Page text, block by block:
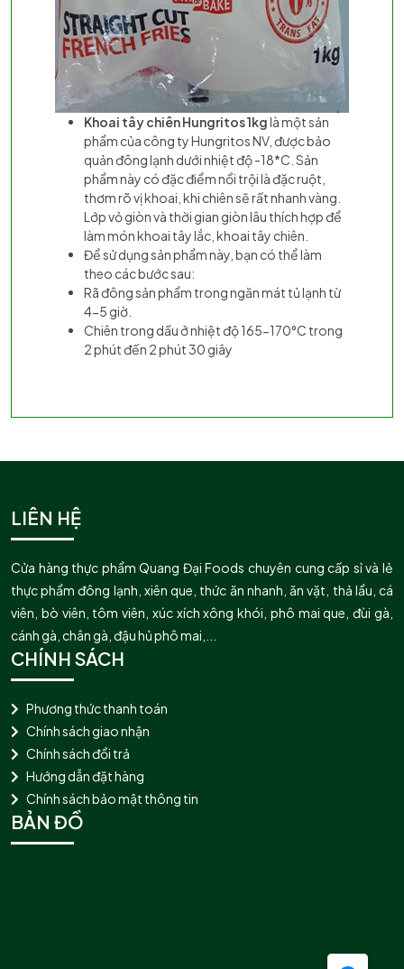
Khoai tây chiên Hungritos 1kglà một sản
phẩm của công ty Hungritos NV, được bảo
quản đông lạnh dưới nhiệt độ -18*C. Sản
phẩm này có đặc điểm nổi trội là đặc ruột,
thơm rõ vị khoai, khi chiên sẽ rất nhanh vàng.
Lớp vỏ giòn và thời gian giòn lâu thích hợp để
làm món khoai tây lắc, khoai tây chiên.
Để sử dụng sản phẩm này, bạn có thể làm
theo các bước sau:
Rã đông sản phẩm trong ngăn mát tủ lạnh từ
4-5 giờ.
Chiên trong dầu ở nhiệt độ 165-170°C trong
2 phút đến 2 phút 30 giây
LIÊN HỆ
Cửa hàng thực phẩm Quang Đại Foods chuyên cung cấp sỉ và lẻ
thực phẩm đông lạnh, xiên que, thức ăn nhanh, ăn vặt, thả lẩu, cá
viên, bò viên, tôm viên, xúc xích xông khói, phô mai que, đùi gà,
cánh gà, chân gà, đậu hủ phô mai,...
CHÍNH SÁCH
Phương thức thanh toán
Chính sách giao nhận
Chính sách đổi trả
Hướng dẫn đặt hàng
Chính sách bảo mật thông tin
BẢN ĐỒ